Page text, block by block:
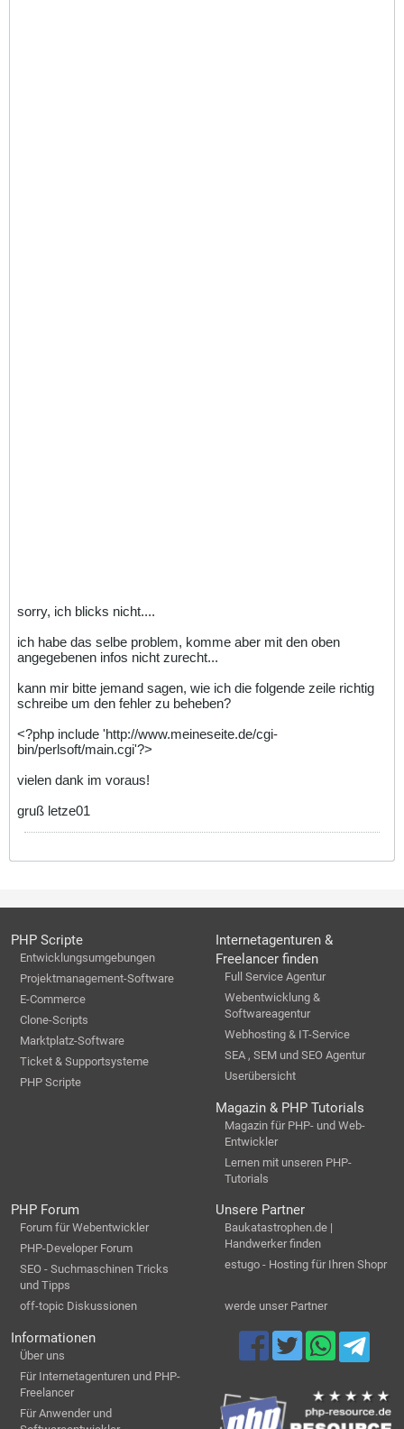
sorry, ich blicks nicht....
ich habe das selbe problem, komme aber mit den oben
angegebenen infos nicht zurecht...
kann mir bitte jemand sagen, wie ich die folgende zeile richtig
schreibe um den fehler zu beheben?
<?php include 'http://www.meineseite.de/cgi-
bin/perlsoft/main.cgi'?>
vielen dank im voraus!
gruß letze01
PHP Scripte
Entwicklungsumgebungen
Projektmanagement-Software
E-Commerce
Clone-Scripts
Marktplatz-Software
Ticket & Supportsysteme
PHP Scripte
Internetagenturen &
Freelancer finden
Full Service Agentur
Webentwicklung &
Softwareagentur
Webhosting & IT-Service
SEA , SEM und SEO Agentur
Userübersicht
Magazin & PHP Tutorials
Magazin für PHP- und Web-
Entwickler
Lernen mit unseren PHP-
Tutorials
PHP Forum
Forum für Webentwickler
PHP-Developer Forum
SEO - Suchmaschinen Tricks
und Tipps
off-topic Diskussionen
Unsere Partner
Baukatastrophen.de |
Handwerker finden
estugo - Hosting für Ihren Shopr
werde unser Partner
Informationen
Über uns
Für Internetagenturen und PHP-
Freelancer
Für Anwender und